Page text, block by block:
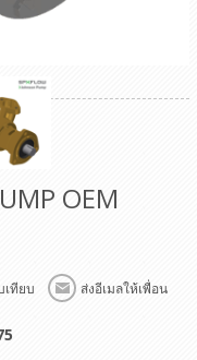
OEM
เทียบ ส่งอีเมลให้เพื่อน